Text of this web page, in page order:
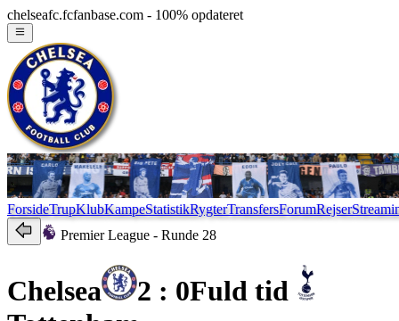
chelseafc.fcfanbase.com - 100% opdateret
ForsideTrupKlubKampeStatistikRygterTransfersForumRejser
Premier League - Runde 28
Chelsea 2 : 0Fuld tid